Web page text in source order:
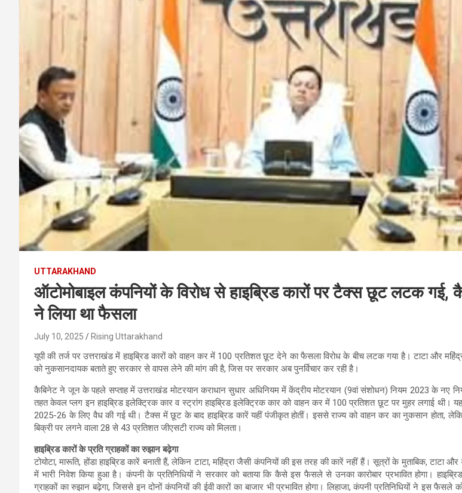
UTTARAKHAND
ऑटोमोबाइल कंपनियों के विरोध से हाइब्रिड कारों पर टैक्स छूट लटक गई,
ने लिया था फैसला
July 10, 2025 Rising Uttarakhand
यूपी की तर्ज पर उत्तराखंड में हाइब्रिड कारों को वाहन कर में 100 प्रतिशत छूट देने का फैसला विरोध के बीच लटक गया है। टाटा और
को नुकसानदायक बताते हुए सरकार से वापस लेने की मांग की है, जिस पर सरकार अब पुनर्विचार कर रही है।
कैबिनेट ने जून के पहले सप्ताह में उत्तराखंड मोटरयान कराधान सुधार अधिनियम में केंद्रीय मोटरयान (9वां संशोधन) नियम 2023 के नए
तहत केवल प्लग इन हाइब्रिड इलेक्ट्रिक कार व स्ट्रांग हाइब्रिड इलेक्ट्रिक कार को वाहन कर में 100 प्रतिशत छूट पर मुहर लगाई थी। यह
2025-26 के लिए वैध की गई थी। टैक्स में छूट के बाद हाइब्रिड कारें यहीं पंजीकृत होतीं। इससे राज्य को वाहन कर का नुकसान होता,
बिक्री पर लगने वाला 28 से 43 प्रतिशत जीएसटी राज्य को मिलता।
हाइब्रिड कारों के प्रति ग्राहकों का रुझान बढ़ेगा
टोयोटा, मारूति, होंडा हाइब्रिड कारें बनाती हैं, लेकिन टाटा, महिंद्रा जैसी कंपनियों की इस तरह की कारें नहीं हैं। सूत्रों के मुताबिक, टाटा और
में भारी निवेश किया हुआ है। कंपनी के प्रतिनिधियों ने सरकार को बताया कि कैसे इस फैसले से उनका कारोबार प्रभावित होगा।
ग्राहकों का रुझान बढ़ेगा, जिससे इन दोनों कंपनियों की ईवी कारों का बाजार भी प्रभावित होगा। लिहाजा, कंपनी प्रतिनिधियों ने इस फैसले